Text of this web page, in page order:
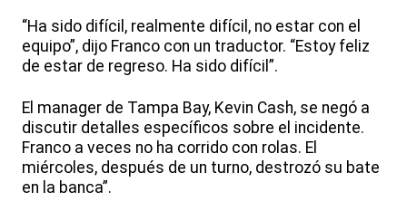
“Ha sido difícil, realmente difícil, no estar con el
equipo”, dijo Franco con un traductor. “Estoy feliz
de estar de regreso. Ha sido difícil”.
El manager de Tampa Bay, Kevin Cash, se negó a
discutir detalles específicos sobre el incidente.
Franco a veces no ha corrido con rolas. El
miércoles, después de un turno, destrozó su bate
en la banca”.